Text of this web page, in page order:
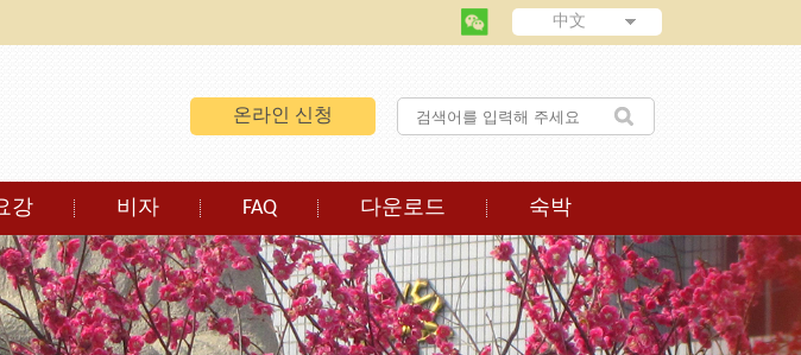
中文
온라인 신청
강 비자 FAQ 다운로드 숙박